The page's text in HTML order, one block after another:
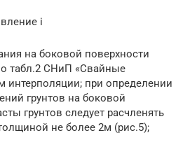
i
на боковой поверхности
табл.2 СНиП «Свайные
интерполяции; при определении
грунтов на боковой
грунтов следует расчленять
не более 2м (рис.5);